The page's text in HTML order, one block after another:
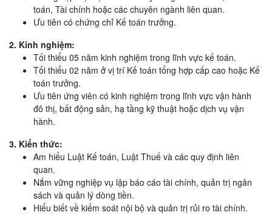
toán, Tài chính hoặc các chuyên ngành liên quan.
Ưu tiên có chứng chỉ Kế toán trưởng.
2. Kinh nghiệm:
Tối thiểu 05 năm kinh nghiệm trong lĩnh vực kế toán.
Tối thiểu 02 năm ở vị trí Kế toán tổng hợp cấp cao hoặc Kế
toán trưởng.
Ưu tiên ứng viên có kinh nghiệm trong lĩnh vực vận hành
đô thị, bất động sản, hạ tầng kỹ thuật hoặc dịch vụ vận
hành.
3. Kiến thức:
Am hiểu Luật Kế toán, Luật Thuế và các quy định liên
quan.
Nắm vững nghiệp vụ lập báo cáo tài chính, quản trị ngân
sách và quản lý dòng tiền.
Hiểu biết về kiểm soát nội bộ và quản trị rủi ro tài chính.